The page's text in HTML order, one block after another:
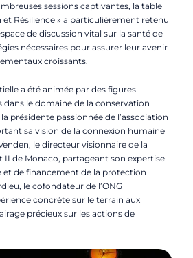
sessions captivantes, la table
et Résilience » a particulièrement retenu
de discussion vital sur la santé de
nécessaires pour assurer leur avenir
croissants.
a été animée par des figures
dans le domaine de la conservation
présidente passionnée de l’association
sa vision de la connexion humaine
le directeur visionnaire de la
de Monaco, partageant son expertise
de financement de la protection
le cofondateur de l’ONG
concrète sur le terrain aux
précieux sur les actions de